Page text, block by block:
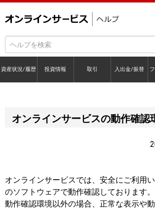
資産状況/履歴 投資情報 取引 入出金/振替
オンラインサービスの動作確認
オンラインサービスでは、安全にご利用
のソフトウェアで動作確認しております。
動作確認環境以外の場合、正常な表示や